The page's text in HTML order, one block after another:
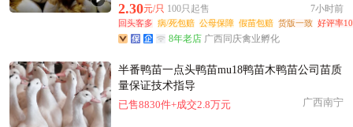
附近岳**老板15分钟前看了商品
附近夏**老板6小时前成功采购
附近张**老板23分钟前询价供应商
附近姚**老板58分钟前询价供应商
附近夏**老板21小时前成功采购
2.30元/只 100只起售 7小时前
回头客多 病/死包赔 公母保障 假苗包赔 货版一致 好评率
8年老店 广西同庆禽业孵化
半番鸭苗一点头鸭苗mu18鸭苗木鸭苗公司苗质
量保证技术指导
已售8830件+成交2.8万元
广西南宁